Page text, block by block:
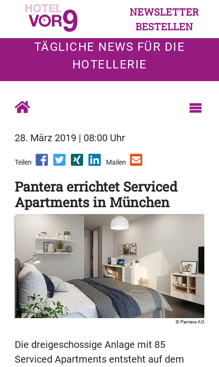
NEWSLETTER
BESTELLEN
TÄGLICHE NEWS FÜR DIE
HOTELLERIE
28. März 2019 | 08:00 Uhr
Teilen Mailen
Pantera errichtet Serviced
Apartments in München
Pantera AG
Die dreigeschossige Anlage mit 85
Serviced Apartments entsteht auf dem